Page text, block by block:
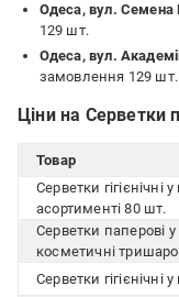
Одеса, вул. Семена
129 шт.
Одеса, вул.
замовлення 129 шт.
Ціни на Серветки
Товар
Серветки гігієнічні
асортименті 80 шт.
Серветки паперові
косметичні
Серветки